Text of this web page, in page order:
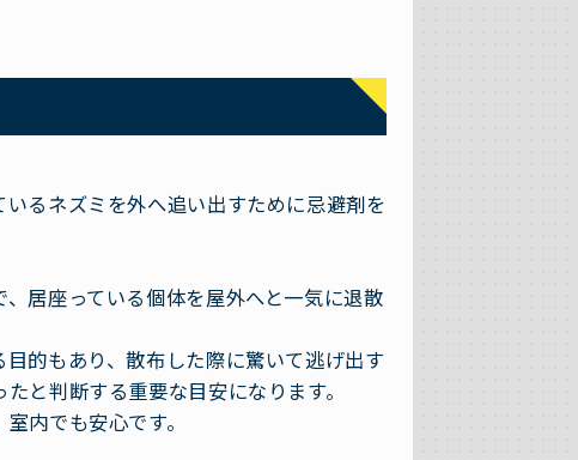
るネズミを外へ追い出すために忌避剤を
居座っている個体を屋外へと一気に退散
的もあり、散布した際に驚いて逃げ出す
と判断する重要な目安になります。
内でも安心です。